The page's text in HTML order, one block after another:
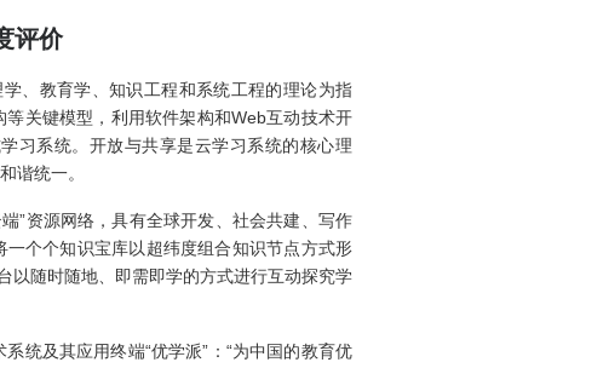
评价
教育学、知识工程和系统工程的理论为指
关键模型，利用软件架构和Web互动技术开
习系统。开放与共享是云学习系统的核心理
谐统一。
资源网络，具有全球开发、社会共建、写作
个个知识宝库以超纬度组合知识节点方式形
以随时随地、即需即学的方式进行互动探究学
及其应用终端“优学派”：“为中国的教育优